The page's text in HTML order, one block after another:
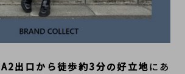
出口から徒歩約3分の好立地にあ